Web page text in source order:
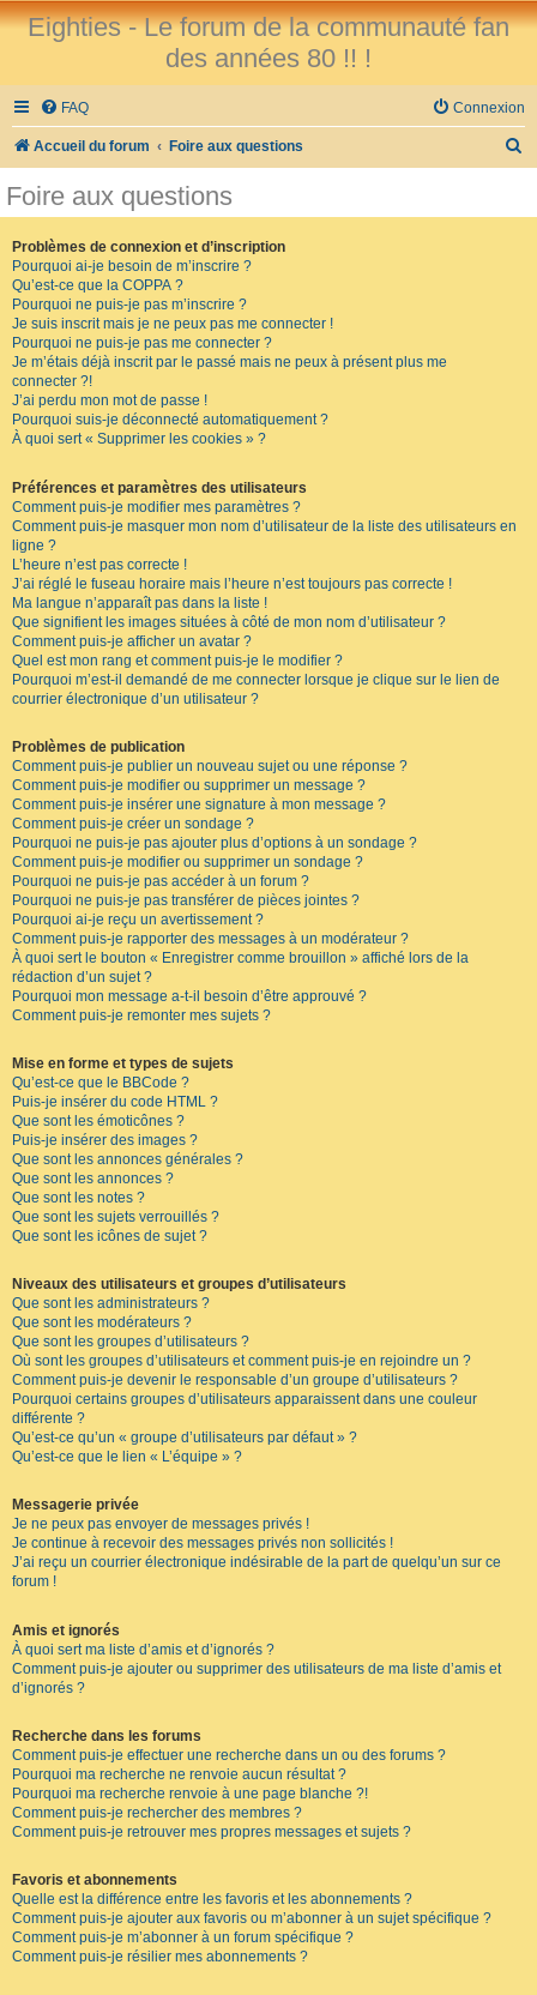
Eighties - Le forum de la communauté fan
des années 80 !! !
FAQ Connexion
Accueil du forum Foire aux questions
Foire aux questions
Problèmes de connexion et d’inscription
Pourquoi ai-je besoin de m’inscrire ?
Qu’est-ce que la COPPA ?
Pourquoi ne puis-je pas m’inscrire ?
Je suis inscrit mais je ne peux pas me connecter !
Pourquoi ne puis-je pas me connecter ?
Je m’étais déjà inscrit par le passé mais ne peux à présent plus me
connecter ?!
J’ai perdu mon mot de passe !
Pourquoi suis-je déconnecté automatiquement ?
À quoi sert « Supprimer les cookies » ?
Préférences et paramètres des utilisateurs
Comment puis-je modifier mes paramètres ?
Comment puis-je masquer mon nom d’utilisateur de la liste des utilisateurs en
ligne ?
L’heure n’est pas correcte !
J’ai réglé le fuseau horaire mais l’heure n’est toujours pas correcte !
Ma langue n’apparaît pas dans la liste !
Que signifient les images situées à côté de mon nom d’utilisateur ?
Comment puis-je afficher un avatar ?
Quel est mon rang et comment puis-je le modifier ?
Pourquoi m’est-il demandé de me connecter lorsque je clique sur le lien de
courrier électronique d’un utilisateur ?
Problèmes de publication
Comment puis-je publier un nouveau sujet ou une réponse ?
Comment puis-je modifier ou supprimer un message ?
Comment puis-je insérer une signature à mon message ?
Comment puis-je créer un sondage ?
Pourquoi ne puis-je pas ajouter plus d’options à un sondage ?
Comment puis-je modifier ou supprimer un sondage ?
Pourquoi ne puis-je pas accéder à un forum ?
Pourquoi ne puis-je pas transférer de pièces jointes ?
Pourquoi ai-je reçu un avertissement ?
Comment puis-je rapporter des messages à un modérateur ?
À quoi sert le bouton « Enregistrer comme brouillon » affiché lors de la
rédaction d’un sujet ?
Pourquoi mon message a-t-il besoin d’être approuvé ?
Comment puis-je remonter mes sujets ?
Mise en forme et types de sujets
Qu’est-ce que le BBCode ?
Puis-je insérer du code HTML ?
Que sont les émoticônes ?
Puis-je insérer des images ?
Que sont les annonces générales ?
Que sont les annonces ?
Que sont les notes ?
Que sont les sujets verrouillés ?
Que sont les icônes de sujet ?
Niveaux des utilisateurs et groupes d’utilisateurs
Que sont les administrateurs ?
Que sont les modérateurs ?
Que sont les groupes d’utilisateurs ?
Où sont les groupes d’utilisateurs et comment puis-je en rejoindre un ?
Comment puis-je devenir le responsable d’un groupe d’utilisateurs ?
Pourquoi certains groupes d’utilisateurs apparaissent dans une couleur
différente ?
Qu’est-ce qu’un « groupe d’utilisateurs par défaut » ?
Qu’est-ce que le lien « L’équipe » ?
Messagerie privée
Je ne peux pas envoyer de messages privés !
Je continue à recevoir des messages privés non sollicités !
J’ai reçu un courrier électronique indésirable de la part de quelqu’un sur ce
forum !
Amis et ignorés
À quoi sert ma liste d’amis et d’ignorés ?
Comment puis-je ajouter ou supprimer des utilisateurs de ma liste d’amis et
d’ignorés ?
Recherche dans les forums
Comment puis-je effectuer une recherche dans un ou des forums ?
Pourquoi ma recherche ne renvoie aucun résultat ?
Pourquoi ma recherche renvoie à une page blanche ?!
Comment puis-je rechercher des membres ?
Comment puis-je retrouver mes propres messages et sujets ?
Favoris et abonnements
Quelle est la différence entre les favoris et les abonnements ?
Comment puis-je ajouter aux favoris ou m’abonner à un sujet spécifique ?
Comment puis-je m’abonner à un forum spécifique ?
Comment puis-je résilier mes abonnements ?